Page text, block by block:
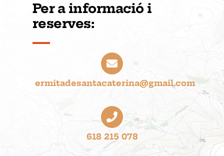
Per a informació i
reserves:
ermitadesantacaterina@gmail.com
618 215 078